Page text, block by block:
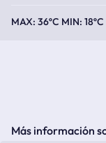
36ºC 18ºC
Más información